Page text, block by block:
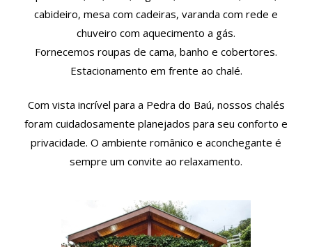
cabideiro, mesa com cadeiras, varanda com rede e
chuveiro com aquecimento a gás.
Fornecemos roupas de cama, banho e cobertores.
Estacionamento em frente ao chalé.
Com vista incrível para a Pedra do Baú, nossos chalés
foram cuidadosamente planejados para seu conforto e
privacidade. O ambiente românico e aconchegante é
sempre um convite ao relaxamento.